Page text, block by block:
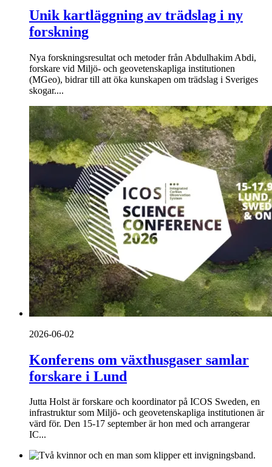
Unik kartläggning av trädslag i ny
forskning
Nya forskningsresultat och metoder från Abdulhakim Abdi,
forskare vid Miljö- och geovetenskapliga institutionen
(MGeo), bidrar till att öka kunskapen om trädslag i Sveriges
skogar....
2026-06-02
Konferens om växthusgaser samlar
forskare i Lund
Jutta Holst är forskare och koordinator på ICOS Sweden, en
infrastruktur som Miljö- och geovetenskapliga institutionen är
värd för. Den 15-17 september är hon med och arrangerar
IC...